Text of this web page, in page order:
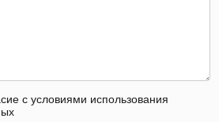
с условиями использования